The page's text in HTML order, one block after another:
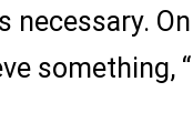
necessary.
something,